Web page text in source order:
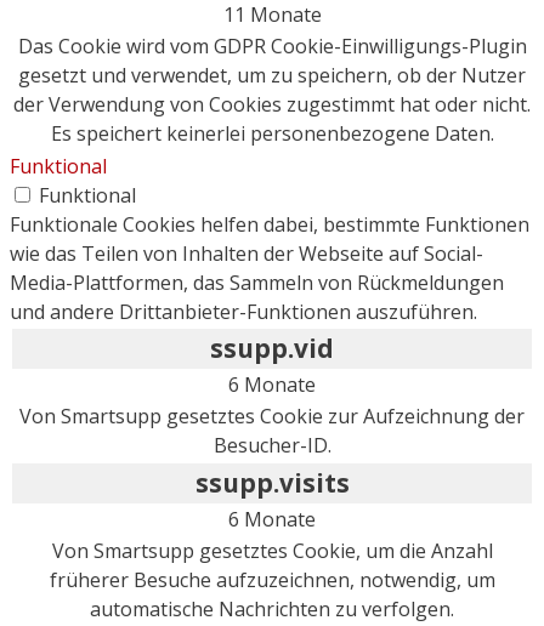
11 Monate
Das Cookie wird vom GDPR Cookie-Einwilligungs-Plugin
gesetzt und verwendet, um zu speichern, ob der Nutzer
der Verwendung von Cookies zugestimmt hat oder nicht.
Es speichert keinerlei personenbezogene Daten.
Funktional
Funktional
Funktionale Cookies helfen dabei, bestimmte Funktionen
wie das Teilen von Inhalten der Webseite auf Social-
Media-Plattformen, das Sammeln von Rückmeldungen
und andere Drittanbieter-Funktionen auszuführen.
ssupp.vid
6 Monate
Von Smartsupp gesetztes Cookie zur Aufzeichnung der
Besucher-ID.
ssupp.visits
6 Monate
Von Smartsupp gesetztes Cookie, um die Anzahl
früherer Besuche aufzuzeichnen, notwendig, um
automatische Nachrichten zu verfolgen.